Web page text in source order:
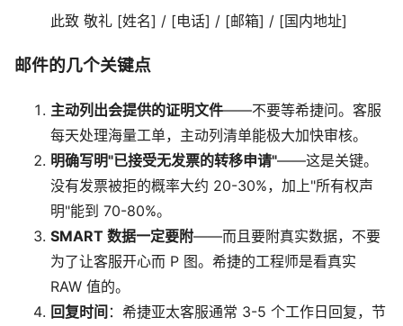
此致 敬礼 [姓名] / [电话] / [邮箱] / [国内地址]
邮件的几个关键点
主动列出会提供的证明文件——不要等希捷问。客服
每天处理海量工单，主动列清单能极大加快审核。
明确写明"已接受无发票的转移申请"——这是关键。
没有发票被拒的概率大约 20-30%，加上"所有权声
明"能到 70-80%。
SMART 数据一定要附——而且要附真实数据，不要
为了让客服开心而 P 图。希捷的工程师是看真实
RAW 值的。
回复时间 ：希捷亚太客服通常 3-5 个工作日回复，节